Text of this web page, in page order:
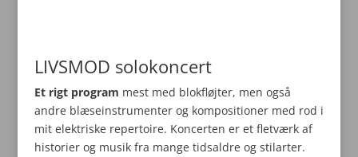
LIVSMOD solokoncert
Et rigt program mest med blokfløjter, men også
andre blæseinstrumenter og kompositioner med rod i
mit elektriske repertoire. Koncerten er et fletværk af
historier og musik fra mange tidsaldre og stilarter.